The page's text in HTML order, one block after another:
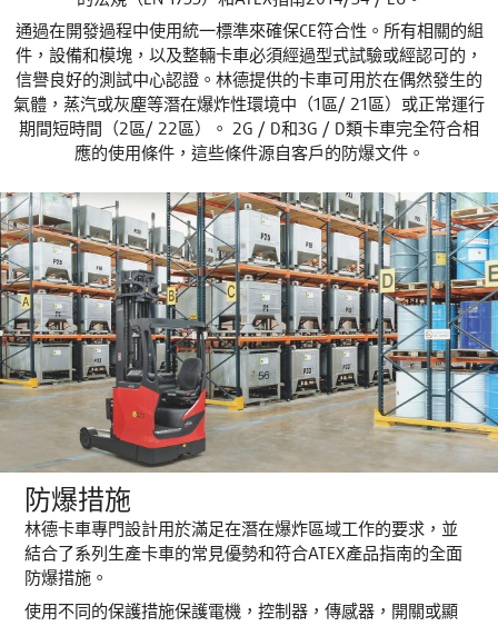
通過在開發過程中使用統一標準來確保CE符合性。所有相關的組
件，設備和模塊，以及整輛卡車必須經過型式試驗或經認可的，
信譽良好的測試中心認證。林德提供的卡車可用於在偶然發生的
氣體，蒸汽或灰塵等潛在爆炸性環境中（1區/ 21區）或正常運行
期間短時間（2區/ 22區）。 2G / D和3G / D類卡車完全符合相
應的使用條件，這些條件源自客戶的防爆文件。
防爆措施
林德卡車專門設計用於滿足在潛在爆炸區域工作的要求，並
結合了系列生產卡車的常見優勢和符合ATEX產品指南的全面
防爆措施。
使用不同的保護措施保護電機，控制器，傳感器，開關或顯